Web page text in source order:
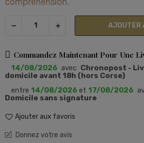
AJOUTER
Commandez Maintenant Pour Une
14/08/2026 avec Chronopost -
domicile avant 18h (hors Corse)
entre 14/08/2026 et 17/08/2026
Domicile sans signature
Ajouter aux favoris
Donnez votre avis